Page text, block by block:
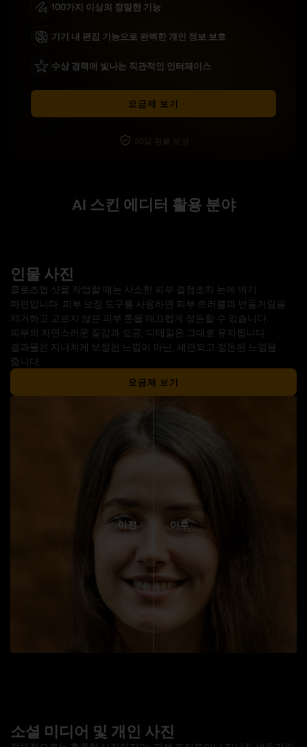
100가지 이상의 정밀한 기능
기기 내 편집 기능으로 완벽한 개인 정보 보호
수상 경력에 빛나는 직관적인 인터페이스
요금제 보기
30일 환불 보장
AI 스킨 에디터 활용 분야
이전 이후
인물 사진
클로즈업 샷을 작업할 때는 사소한 피부 결점조차 눈에 띄기
마련입니다. 피부 보정 도구를 사용하면 피부 트러블과 번들거림을
제거하고 고르지 않은 피부 톤을 매끄럽게 정돈할 수 있습니다.
피부의 자연스러운 질감과 모공, 디테일은 그대로 유지됩니다.
결과물은 지나치게 보정된 느낌이 아닌, 세련되고 정돈된 느낌을
줍니다.
요금제 보기
소셜 미디어 및 개인 사진